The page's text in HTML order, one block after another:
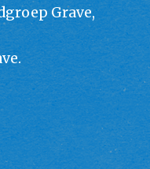
Grave,